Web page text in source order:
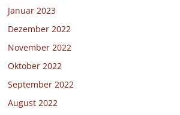
Januar 2023
Dezember 2022
November 2022
Oktober 2022
September 2022
August 2022